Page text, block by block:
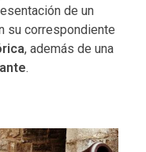
de un
su correspondiente
, además de una
.